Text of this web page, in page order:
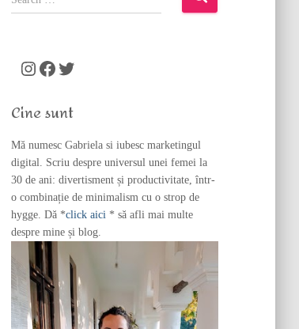
e
o
:
Instagram Facebook Twitter
Cine sunt
Mă numesc Gabriela si iubesc marketingul
digital. Scriu despre universul unei femei la
30 de ani: divertisment și productivitate, într-
o combinație de minimalism cu o strop de
hygge. Dă *click aici * să afli mai multe
despre mine și blog.